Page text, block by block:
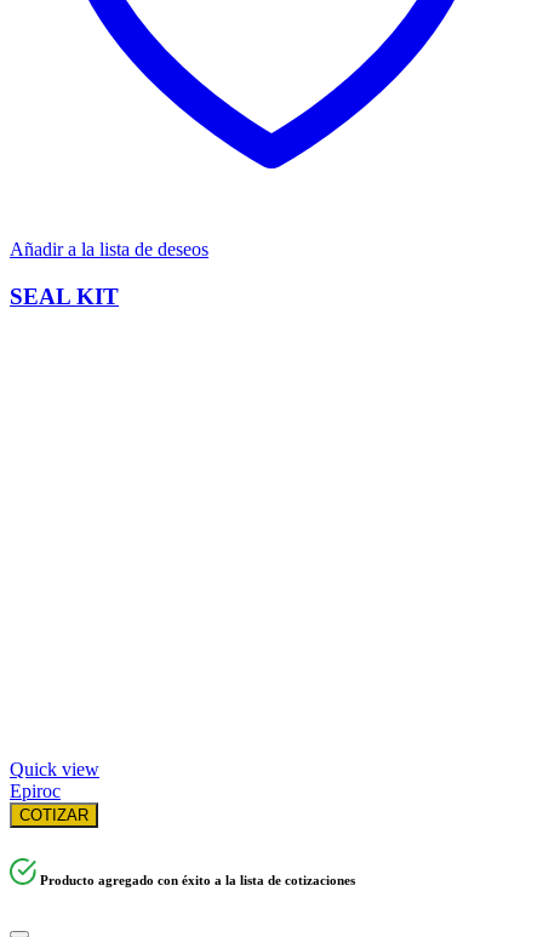
Añadir a la lista de deseos
SEAL KIT
Quick view
Epiroc
COTIZAR
Producto agregado con éxito a la lista de cotizaciones